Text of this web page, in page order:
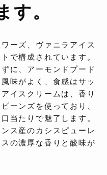
す。
ーズ、ヴァニラアイス
で構成されています。
に、アーモンドプード
味がよく、食感はサッ
イスクリームは、香り
ーンズを使っており、
当たりで魅了します。
ス産のカシスピューレ
の濃厚な香りと酸味が